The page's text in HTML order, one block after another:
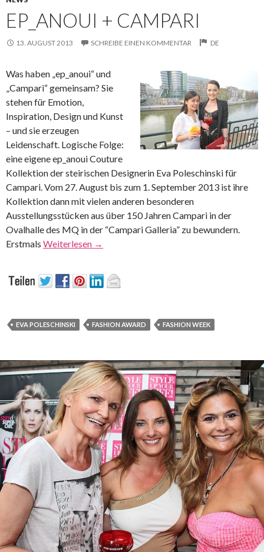
EP_ANOUI + CAMPARI
13. AUGUST 2013 SCHREIBE EINEN KOMMENTAR DE
Was haben „ep_anoui“ und
„Campari“ gemeinsam? Sie
stehen für Emotion,
Inspiration, Design und Kunst
– und sie erzeugen
Leidenschaft. Logische Folge:
eine eigene ep_anoui Couture
Kollektion der steirischen Designerin Eva Poleschinski für
Campari. Vom 27. August bis zum 1. September 2013 ist ihre
Kollektion dann mit vielen anderen besonderen
Ausstellungsstücken aus über 150 Jahren Campari in der
Ovalhalle des MQ in der “Campari Galleria” zu bewundern.
Erstmals Weiterlesen →
EVA POLESCHINSKI FASHION AWARD FASHION WEEK